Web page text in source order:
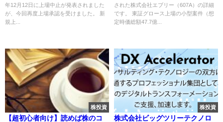
年12月12日に上場中止が発表されました
が、今回再度上場承認を受けました。 新
規上...
された株式会社エブリー（607A）の詳細
です。 東証グロース上場の小型案件（想
定時価総額47.7億...
株投資
【超初心者向け】読めば株のコ
株投資
株式会社ビッグツリーテクノロ